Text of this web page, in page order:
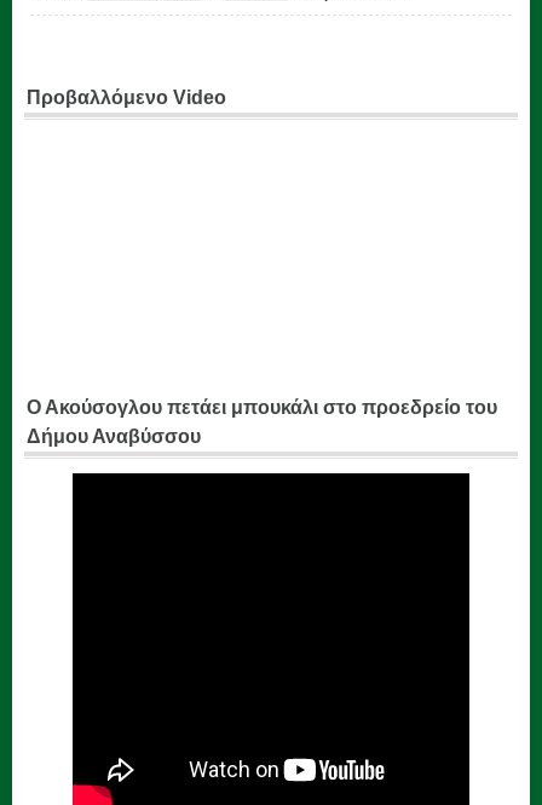
Προβαλλόμενο Video
Ο Ακούσογλου πετάει μπουκάλι στο προεδρείο του
Δήμου Αναβύσσου